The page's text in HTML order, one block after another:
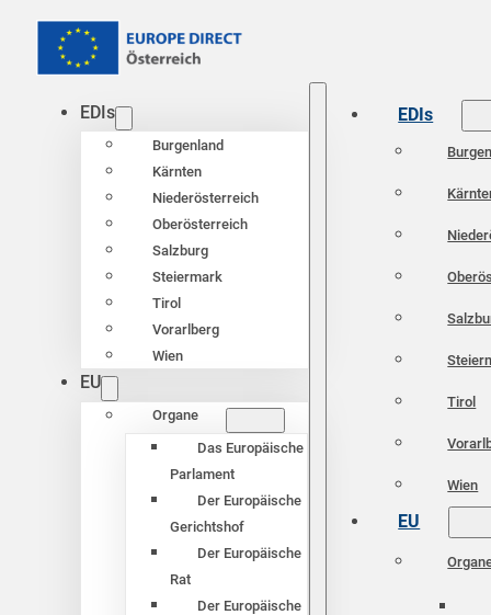
EDIs
Burgenland
Kärnten
Niederösterreich
Oberösterreich
Salzburg
Steiermark
Tirol
Vorarlberg
Wien
EU
Organe
Das Europäische
Parlament
Der Europäische
Gerichtshof
Der Europäische
Rat
Der Europäische
EDIs
Tirol
Wien
EU